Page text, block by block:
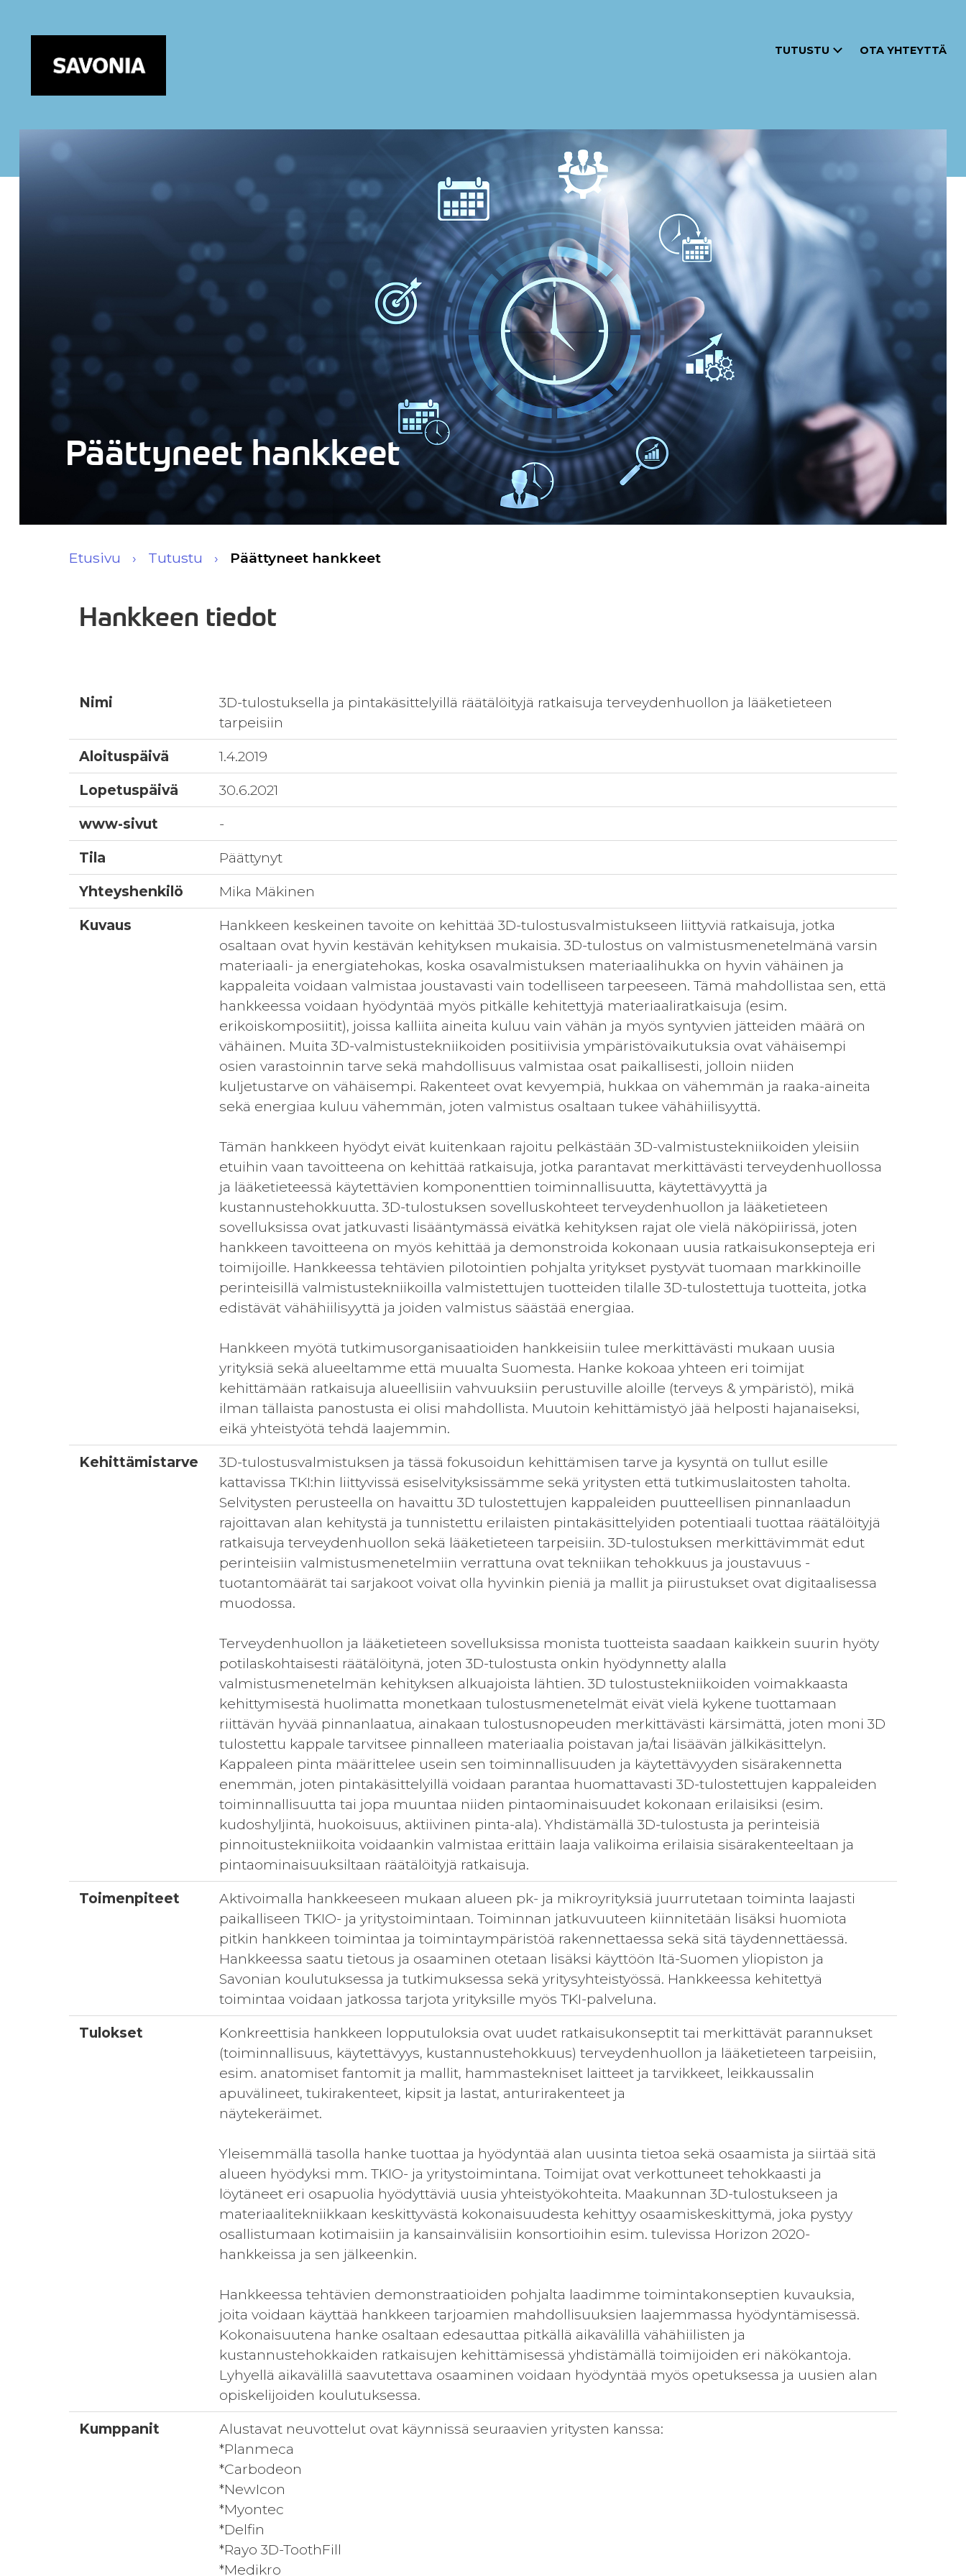
TUTUSTU OTA YHTEYTTÄ
Päättyneet hankkeet
Etusivu Tutustu Päättyneet hankkeet
Hankkeen tiedot
Nimi
3D-tulostuksella ja pintakäsittelyillä räätälöityjä ratkaisuja terveydenhuollon ja lääketieteen
tarpeisiin
Aloituspäivä
1.4.2019
Lopetuspäivä
30.6.2021
www-sivut
-
Tila
Päättynyt
Yhteyshenkilö
Mika Mäkinen
Kuvaus
Hankkeen keskeinen tavoite on kehittää 3D-tulostusvalmistukseen liittyviä ratkaisuja, jotka
osaltaan ovat hyvin kestävän kehityksen mukaisia. 3D-tulostus on valmistusmenetelmänä varsin
materiaali- ja energiatehokas, koska osavalmistuksen materiaalihukka on hyvin vähäinen ja
kappaleita voidaan valmistaa joustavasti vain todelliseen tarpeeseen. Tämä mahdollistaa sen, että
hankkeessa voidaan hyödyntää myös pitkälle kehitettyjä materiaaliratkaisuja (esim.
erikoiskomposiitit), joissa kalliita aineita kuluu vain vähän ja myös syntyvien jätteiden määrä on
vähäinen. Muita 3D-valmistustekniikoiden positiivisia ympäristövaikutuksia ovat vähäisempi
osien varastoinnin tarve sekä mahdollisuus valmistaa osat paikallisesti, jolloin niiden
kuljetustarve on vähäisempi. Rakenteet ovat kevyempiä, hukkaa on vähemmän ja raaka-aineita
sekä energiaa kuluu vähemmän, joten valmistus osaltaan tukee vähähiilisyyttä.
Tämän hankkeen hyödyt eivät kuitenkaan rajoitu pelkästään 3D-valmistustekniikoiden yleisiin
etuihin vaan tavoitteena on kehittää ratkaisuja, jotka parantavat merkittävästi terveydenhuollossa
ja lääketieteessä käytettävien komponenttien toiminnallisuutta, käytettävyyttä ja
kustannustehokkuutta. 3D-tulostuksen sovelluskohteet terveydenhuollon ja lääketieteen
sovelluksissa ovat jatkuvasti lisääntymässä eivätkä kehityksen rajat ole vielä näköpiirissä, joten
hankkeen tavoitteena on myös kehittää ja demonstroida kokonaan uusia ratkaisukonsepteja eri
toimijoille. Hankkeessa tehtävien pilotointien pohjalta yritykset pystyvät tuomaan markkinoille
perinteisillä valmistustekniikoilla valmistettujen tuotteiden tilalle 3D-tulostettuja tuotteita, jotka
edistävät vähähiilisyyttä ja joiden valmistus säästää energiaa.
Hankkeen myötä tutkimusorganisaatioiden hankkeisiin tulee merkittävästi mukaan uusia
yrityksiä sekä alueeltamme että muualta Suomesta. Hanke kokoaa yhteen eri toimijat
kehittämään ratkaisuja alueellisiin vahvuuksiin perustuville aloille (terveys & ympäristö), mikä
ilman tällaista panostusta ei olisi mahdollista. Muutoin kehittämistyö jää helposti hajanaiseksi,
eikä yhteistyötä tehdä laajemmin.
Kehittämistarve
3D-tulostusvalmistuksen ja tässä fokusoidun kehittämisen tarve ja kysyntä on tullut esille
kattavissa TKI:hin liittyvissä esiselvityksissämme sekä yritysten että tutkimuslaitosten taholta.
Selvitysten perusteella on havaittu 3D tulostettujen kappaleiden puutteellisen pinnanlaadun
rajoittavan alan kehitystä ja tunnistettu erilaisten pintakäsittelyiden potentiaali tuottaa räätälöityjä
ratkaisuja terveydenhuollon sekä lääketieteen tarpeisiin. 3D-tulostuksen merkittävimmät edut
perinteisiin valmistusmenetelmiin verrattuna ovat tekniikan tehokkuus ja joustavuus -
tuotantomäärät tai sarjakoot voivat olla hyvinkin pieniä ja mallit ja piirustukset ovat digitaalisessa
muodossa.
Terveydenhuollon ja lääketieteen sovelluksissa monista tuotteista saadaan kaikkein suurin hyöty
potilaskohtaisesti räätälöitynä, joten 3D-tulostusta onkin hyödynnetty alalla
valmistusmenetelmän kehityksen alkuajoista lähtien. 3D tulostustekniikoiden voimakkaasta
kehittymisestä huolimatta monetkaan tulostusmenetelmät eivät vielä kykene tuottamaan
riittävän hyvää pinnanlaatua, ainakaan tulostusnopeuden merkittävästi kärsimättä, joten moni 3D
tulostettu kappale tarvitsee pinnalleen materiaalia poistavan ja/tai lisäävän jälkikäsittelyn.
Kappaleen pinta määrittelee usein sen toiminnallisuuden ja käytettävyyden sisärakennetta
enemmän, joten pintakäsittelyillä voidaan parantaa huomattavasti 3D-tulostettujen kappaleiden
toiminnallisuutta tai jopa muuntaa niiden pintaominaisuudet kokonaan erilaisiksi (esim.
kudoshyljintä, huokoisuus, aktiivinen pinta-ala). Yhdistämällä 3D-tulostusta ja perinteisiä
pinnoitustekniikoita voidaankin valmistaa erittäin laaja valikoima erilaisia sisärakenteeltaan ja
pintaominaisuuksiltaan räätälöityjä ratkaisuja.
Toimenpiteet
Aktivoimalla hankkeeseen mukaan alueen pk- ja mikroyrityksiä juurrutetaan toiminta laajasti
paikalliseen TKIO- ja yritystoimintaan. Toiminnan jatkuvuuteen kiinnitetään lisäksi huomiota
pitkin hankkeen toimintaa ja toimintaympäristöä rakennettaessa sekä sitä täydennettäessä.
Hankkeessa saatu tietous ja osaaminen otetaan lisäksi käyttöön Itä-Suomen yliopiston ja
Savonian koulutuksessa ja tutkimuksessa sekä yritysyhteistyössä. Hankkeessa kehitettyä
toimintaa voidaan jatkossa tarjota yrityksille myös TKI-palveluna.
Tulokset
Konkreettisia hankkeen lopputuloksia ovat uudet ratkaisukonseptit tai merkittävät parannukset
(toiminnallisuus, käytettävyys, kustannustehokkuus) terveydenhuollon ja lääketieteen tarpeisiin,
esim. anatomiset fantomit ja mallit, hammastekniset laitteet ja tarvikkeet, leikkaussalin
apuvälineet, tukirakenteet, kipsit ja lastat, anturirakenteet ja
näytekeräimet.
Yleisemmällä tasolla hanke tuottaa ja hyödyntää alan uusinta tietoa sekä osaamista ja siirtää sitä
alueen hyödyksi mm. TKIO- ja yritystoimintana. Toimijat ovat verkottuneet tehokkaasti ja
löytäneet eri osapuolia hyödyttäviä uusia yhteistyökohteita. Maakunnan 3D-tulostukseen ja
materiaalitekniikkaan keskittyvästä kokonaisuudesta kehittyy osaamiskeskittymä, joka pystyy
osallistumaan kotimaisiin ja kansainvälisiin konsortioihin esim. tulevissa Horizon 2020-
hankkeissa ja sen jälkeenkin.
Hankkeessa tehtävien demonstraatioiden pohjalta laadimme toimintakonseptien kuvauksia,
joita voidaan käyttää hankkeen tarjoamien mahdollisuuksien laajemmassa hyödyntämisessä.
Kokonaisuutena hanke osaltaan edesauttaa pitkällä aikavälillä vähähiilisten ja
kustannustehokkaiden ratkaisujen kehittämisessä yhdistämällä toimijoiden eri näkökantoja.
Lyhyellä aikavälillä saavutettava osaaminen voidaan hyödyntää myös opetuksessa ja uusien alan
opiskelijoiden koulutuksessa.
Kumppanit
Alustavat neuvottelut ovat käynnissä seuraavien yritysten kanssa:
*Planmeca
*Carbodeon
*NewIcon
*Myontec
*Delfin
*Rayo 3D-ToothFill
*Medikro